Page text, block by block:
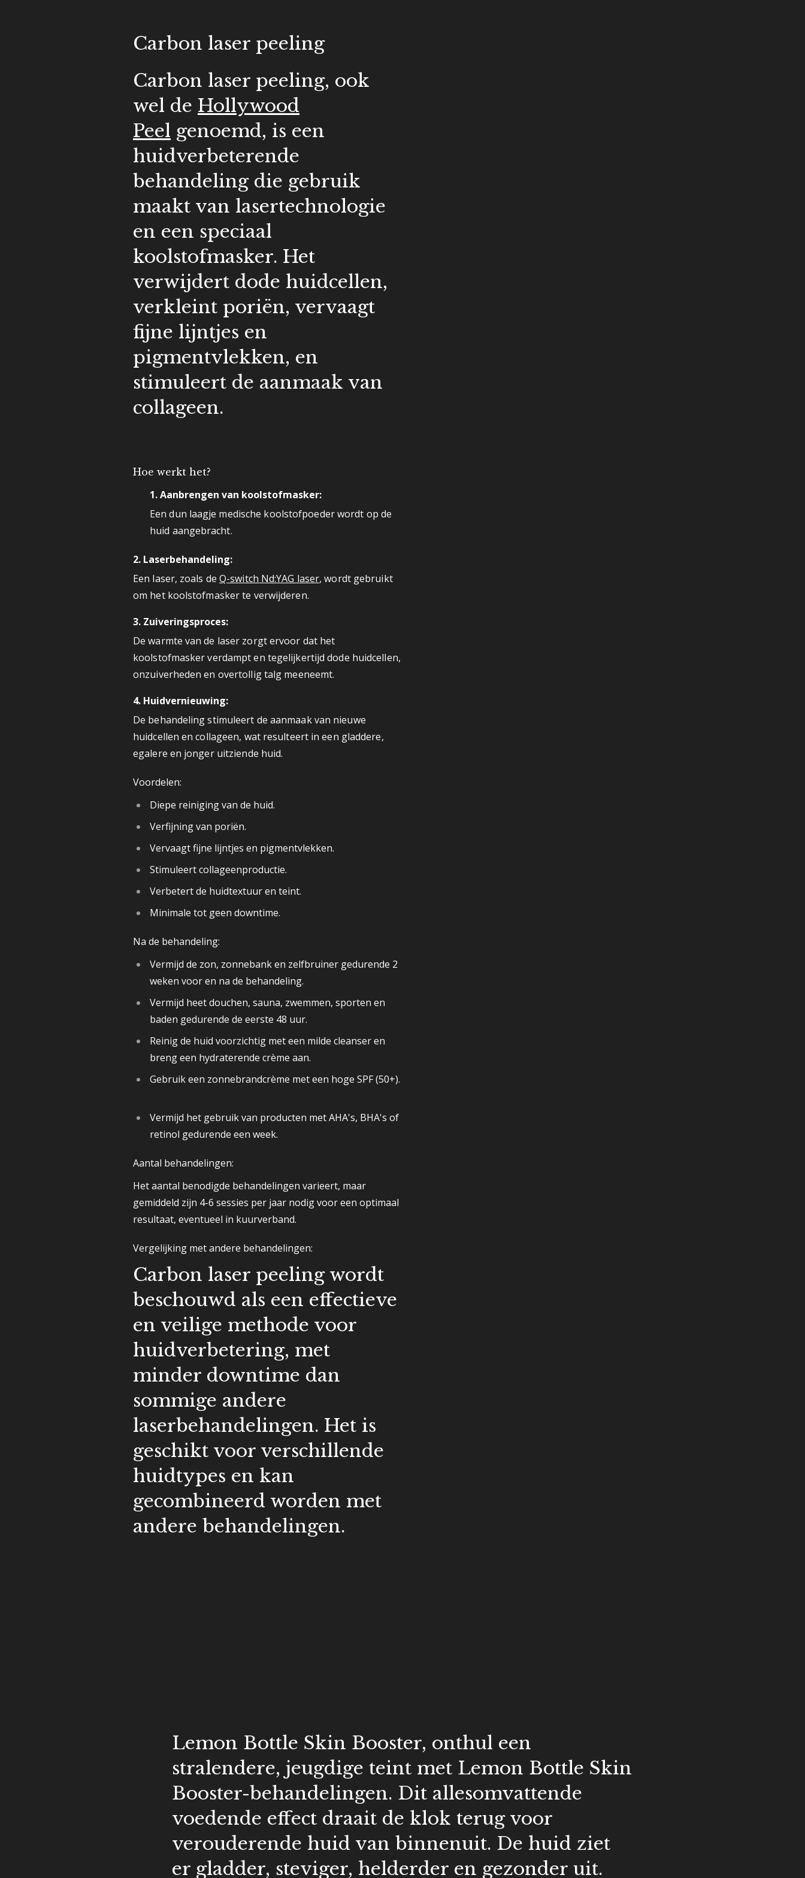
Carbon laser peeling
Carbon laser peeling, ook
wel de Hollywood
Peel genoemd, is een
huidverbeterende
behandeling die gebruik
maakt van lasertechnologie
en een speciaal
koolstofmasker. Het
verwijdert dode huidcellen,
verkleint poriën, vervaagt
fijne lijntjes en
pigmentvlekken, en
stimuleert de aanmaak van
collageen.
Hoe werkt het?
1.Aanbrengen van koolstofmasker:
Een dun laagje medische koolstofpoeder wordt op de
huid aangebracht.
2. Laserbehandeling:
Een laser, zoals de Q-switch Nd:YAG laser, wordt gebruikt
om het koolstofmasker te verwijderen.
3. Zuiveringsproces:
De warmte van de laser zorgt ervoor dat het
koolstofmasker verdampt en tegelijkertijd dode huidcellen,
onzuiverheden en overtollig talg meeneemt.
4. Huidvernieuwing:
De behandeling stimuleert de aanmaak van nieuwe
huidcellen en collageen, wat resulteert in een gladdere,
egalere en jonger uitziende huid.
Voordelen:
Diepe reiniging van de huid.
Verfijning van poriën.
Vervaagt fijne lijntjes en pigmentvlekken.
Stimuleert collageenproductie.
Verbetert de huidtextuur en teint.
Minimale tot geen downtime.
Na de behandeling:
Vermijd de zon, zonnebank en zelfbruiner gedurende 2
weken voor en na de behandeling.
Vermijd heet douchen, sauna, zwemmen, sporten en
baden gedurende de eerste 48 uur.
Reinig de huid voorzichtig met een milde cleanser en
breng een hydraterende crème aan.
Gebruik een zonnebrandcrème met een hoge SPF (50+).
Vermijd het gebruik van producten met AHA's, BHA's of
retinol gedurende een week.
Aantal behandelingen:
Het aantal benodigde behandelingen varieert, maar
gemiddeld zijn 4-6 sessies per jaar nodig voor een optimaal
resultaat, eventueel in kuurverband.
Vergelijking met andere behandelingen:
Carbon laser peeling wordt
beschouwd als een effectieve
en veilige methode voor
huidverbetering, met
minder downtime dan
sommige andere
laserbehandelingen. Het is
geschikt voor verschillende
huidtypes en kan
gecombineerd worden met
andere behandelingen.
Lemon Bottle Skin Booster, onthul een
stralendere, jeugdige teint met Lemon Bottle Skin
Booster-behandelingen. Dit allesomvattende
voedende effect draait de klok terug voor
verouderende huid van binnenuit. De huid ziet
er gladder, steviger, helderder en gezonder uit.